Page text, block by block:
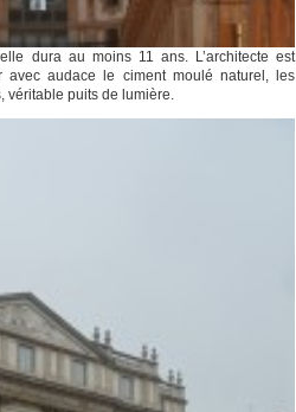
dura au moins 11 ans. L’architecte est
audace le ciment moulé naturel, les
véritable puits de lumière.